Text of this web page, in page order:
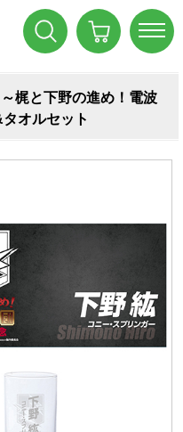
梶と下野の進め！電波
オルセット